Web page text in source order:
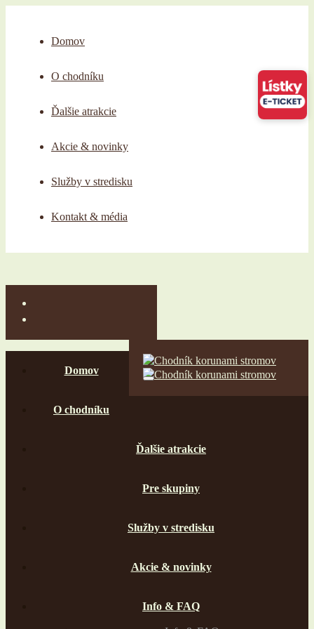
Domov
O chodníku
Ďalšie atrakcie
Akcie & novinky
Služby v stredisku
Kontakt & média
Domov
O chodníku
Ďalšie atrakcie
Pre skupiny
Služby v stredisku
Akcie & novinky
Info & FAQ